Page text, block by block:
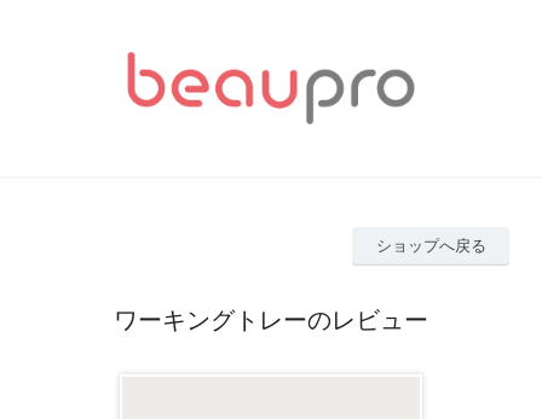
ショップへ戻る
ワーキングトレーのレビュー